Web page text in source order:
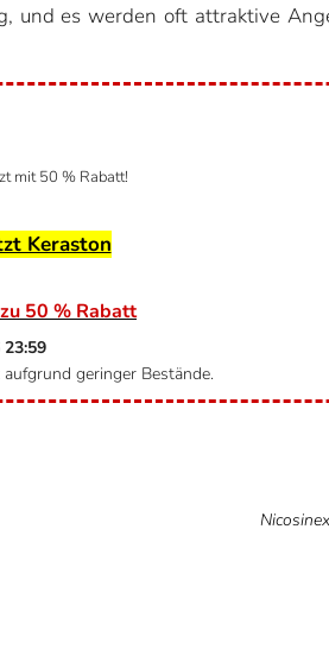
und es werden oft attraktive
mit 50 % Rabatt!
Keraston
50 % Rabatt
23:59
geringer Bestände.